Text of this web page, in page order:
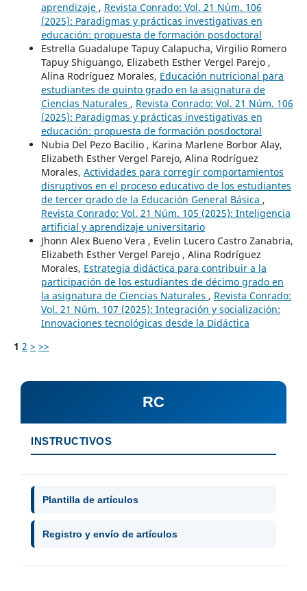
aprendizaje , Revista Conrado: Vol. 21 Núm. 106
(2025): Paradigmas y prácticas investigativas en
educación: propuesta de formación posdoctoral
Estrella Guadalupe Tapuy Calapucha, Virgilio Romero
Tapuy Shiguango, Elizabeth Esther Vergel Parejo ,
Alina Rodríguez Morales, Educación nutricional para
estudiantes de quinto grado en la asignatura de
Ciencias Naturales , Revista Conrado: Vol. 21 Núm. 106
(2025): Paradigmas y prácticas investigativas en
educación: propuesta de formación posdoctoral
Nubia Del Pezo Bacilio , Karina Marlene Borbor Alay,
Elizabeth Esther Vergel Parejo, Alina Rodríguez
Morales, Actividades para corregir comportamientos
disruptivos en el proceso educativo de los estudiantes
de tercer grado de la Educación General Básica ,
Revista Conrado: Vol. 21 Núm. 105 (2025): Inteligencia
artificial y aprendizaje universitario
Jhonn Alex Bueno Vera , Evelin Lucero Castro Zanabria,
Elizabeth Esther Vergel Parejo , Alina Rodríguez
Morales, Estrategia didáctica para contribuir a la
participación de los estudiantes de décimo grado en
la asignatura de Ciencias Naturales , Revista Conrado:
Vol. 21 Núm. 107 (2025): Integración y socialización:
Innovaciones tecnológicas desde la Didáctica
1 2 > >>
RC
INSTRUCTIVOS
Plantilla de artículos
Registro y envío de artículos